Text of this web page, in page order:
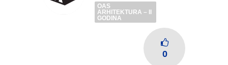
OAS
ARHITEKTURA – II
GODINA
0